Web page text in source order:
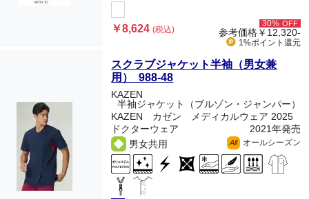
￥8,624(税込)
30% OFF
参考価格￥12,320-
1%ポイント 還元
スクラブジャケット半袖（男女兼
用） 988-48
KAZEN
半袖ジャケット（ブルゾン・ジャンパー）
KAZEN カゼン メディカルウェア 2025
ドクターウェア
2021年発売
男女共用
All オールシーズン